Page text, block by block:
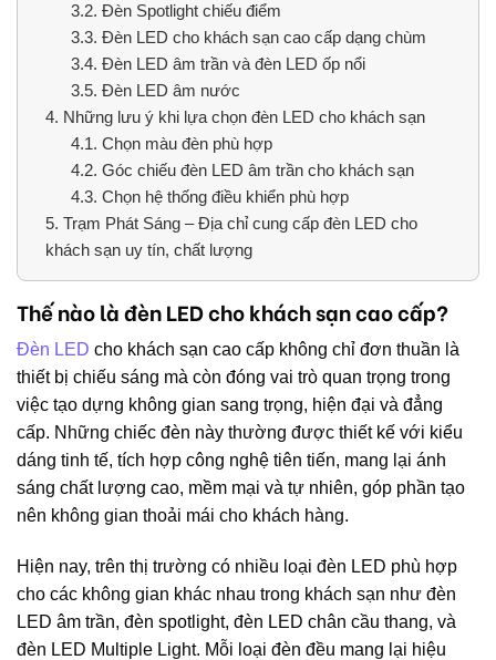
3.2. Đèn Spotlight chiếu điểm
3.3. Đèn LED cho khách sạn cao cấp dạng chùm
3.4. Đèn LED âm trần và đèn LED ốp nổi
3.5. Đèn LED âm nước
4. Những lưu ý khi lựa chọn đèn LED cho khách sạn
4.1. Chọn màu đèn phù hợp
4.2. Góc chiếu đèn LED âm trần cho khách sạn
4.3. Chọn hệ thống điều khiển phù hợp
5. Trạm Phát Sáng – Địa chỉ cung cấp đèn LED cho
khách sạn uy tín, chất lượng
Thế nào là đèn LED cho khách sạn cao cấp?
Đèn LED cho khách sạn cao cấp không chỉ đơn thuần là
thiết bị chiếu sáng mà còn đóng vai trò quan trọng trong
việc tạo dựng không gian sang trọng, hiện đại và đẳng
cấp. Những chiếc đèn này thường được thiết kế với kiểu
dáng tinh tế, tích hợp công nghệ tiên tiến, mang lại ánh
sáng chất lượng cao, mềm mại và tự nhiên, góp phần tạo
nên không gian thoải mái cho khách hàng.
Hiện nay, trên thị trường có nhiều loại đèn LED phù hợp
cho các không gian khác nhau trong khách sạn như đèn
LED âm trần, đèn spotlight, đèn LED chân cầu thang, và
đèn LED Multiple Light. Mỗi loại đèn đều mang lại hiệu